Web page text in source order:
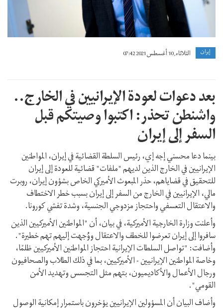
إيران الثلاثاء, 10 أغسطس 2021 07:42
بعد دعوات لعودة الإيرانيين في الخارج..
واشنطن تحذر: اكتبوا وصيتكم قبل
السفر إلى إيران
بينما دعا محسني إجه إي، رئيس السلطة القضائية في إيران، المواطنين
الإيرانيين في الخارج الذين لديهم "ملفات" قضائية للعودة إلى إيران
للتحقيق في قضاياهم، حذر المبعوث الأميركي الخاص بشؤون إيران، روبرت
مالي، الإيرانيين في الخارج من السفر إلى إيران بسبب خطر الاختطاف
والاعتقال التعسفي واحتجاز مزدوجي الجنسية، وشدة تفشي كورونا.
وأعلنت وزارة الخارجية الأميركية، في بيان، أن "المواطنين الأميركيين الذين
سافروا إلى إيران تعرضوا للخطف والاعتقال ووُجهت إليهم تهم خطيرة".
وأضافت: "تواصل السلطات الإيرانية احتجاز المواطنين الأميركيين ظلمًا،
وخاصة المواطنين الإيرانيين - الأميركيين، بما في ذلك الطلاب والصحافيون
ورجال الأعمال والأكاديميون، بتهم مثل التجسس وتهديد الأمن
القومي".
وأضاف البيان أن المسؤولين الإيرانيين يؤخرون باستمرار إمكانية الوصول